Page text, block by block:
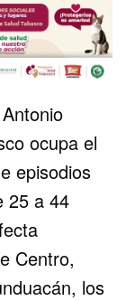
ocupa el
episodios
25 a 44
Centro,
los